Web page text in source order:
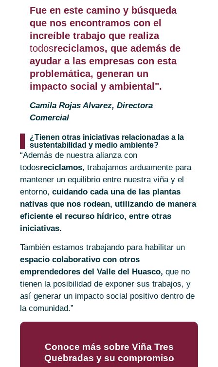
Fue en este camino y búsqueda
que nos encontramos con el
increíble trabajo que realiza
todosreciclamos, que además de
ayudar a las empresas con esta
problemática, generan un
impacto social y ambiental".
Camila Rojas Alvarez, Directora
Comercial
¿Tienen otras iniciativas relacionadas a la
sustentabilidad y medio ambiente?
“Además de nuestra alianza con
todosreciclamos, trabajamos arduamente para
mantener un equilibrio entre nuestra viña y el
entorno, cuidando cada una de las plantas
nativas que nos rodean, utilizando de manera
eficiente el recurso hídrico, entre otras
iniciativas.
También estamos trabajando para habilitar un
espacio colaborativo con otros
emprendedores del Valle del Huasco, que no
tienen la posibilidad de exponer sus trabajos, y
así generar un impacto social positivo dentro de
la comunidad.”
Conoce más sobre Viña Tres
Quebradas y su compromiso